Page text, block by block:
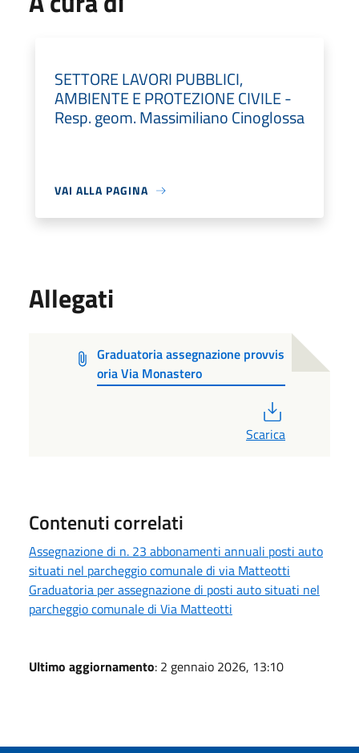
SETTORE LAVORI PUBBLICI,
AMBIENTE E PROTEZIONE CIVILE -
Resp. geom. Massimiliano Cinoglossa
VAI ALLA PAGINA
Allegati
Graduatoria assegnazione provvis
oria Via Monastero
Scarica
Contenuti correlati
Assegnazione di n. 23 abbonamenti annuali posti auto
situati nel parcheggio comunale di via Matteotti
Graduatoria per assegnazione di posti auto situati nel
parcheggio comunale di Via Matteotti
Ultimo aggiornamento: 2 gennaio 2026, 13:10